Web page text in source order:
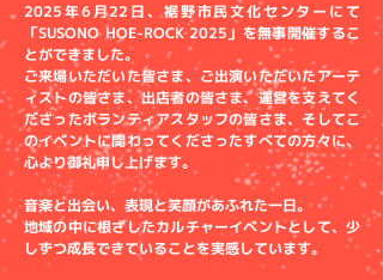
2025年6月22日、裾野市民文化センターにて
「SUSONO HOE-ROCK 2025」を無事開催するこ
とができました。
ご来場いただいた皆さま、ご出演いただいたアーテ
ィストの皆さま、出店者の皆さま、運営を支えてく
ださったボランティアスタッフの皆さま、そしてこ
のイベントに関わってくださったすべての方々に、
心より御礼申し上げます。
音楽と出会い、表現と笑顔があふれた一日。
地域の中に根ざしたカルチャーイベントとして、少
しずつ成長できていることを実感しています。